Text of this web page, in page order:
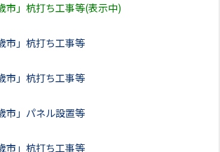
市」杭打ち工事等(表示中)
市」杭打ち工事等
市」杭打ち工事等
市」パネル設置等
市」杭打ち工事等